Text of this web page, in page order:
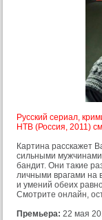
Русский сериал,
НТВ (Россия, 2011)
Картина расскажет
сильными
бандит. Они такие
личными врагами на
и умений обеих
Смотрите онлайн,
Премьера: 22 мая